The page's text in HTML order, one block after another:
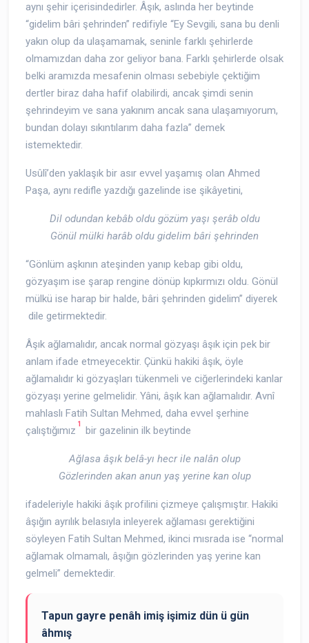
aynı şehir içerisindedirler. Âşık, aslında her beytinde
“gidelim bâri şehrinden” redifiyle “Ey Sevgili, sana bu denli
yakın olup da ulaşamamak, seninle farklı şehirlerde
olmamızdan daha zor geliyor bana. Farklı şehirlerde olsak
belki aramızda mesafenin olması sebebiyle çektiğim
dertler biraz daha hafif olabilirdi, ancak şimdi senin
şehrindeyim ve sana yakınım ancak sana ulaşamıyorum,
bundan dolayı sıkıntılarım daha fazla” demek
istemektedir.
Usûlî’den yaklaşık bir asır evvel yaşamış olan Ahmed
Paşa, aynı redifle yazdığı gazelinde ise şikâyetini,
Dil odundan kebâb oldu gözüm yaşı şerâb oldu
Gönül mülki harâb oldu gidelim bâri şehrinden
“Gönlüm aşkının ateşinden yanıp kebap gibi oldu,
gözyaşım ise şarap rengine dönüp kıpkırmızı oldu. Gönül
mülkü ise harap bir halde, bâri şehrinden gidelim” diyerek
dile getirmektedir.
Âşık ağlamalıdır, ancak normal gözyaşı âşık için pek bir
anlam ifade etmeyecektir. Çünkü hakiki âşık, öyle
ağlamalıdır ki gözyaşları tükenmeli ve ciğerlerindeki kanlar
gözyaşı yerine gelmelidir. Yâni, âşık kan ağlamalıdır. Avnî
mahlaslı Fatih Sultan Mehmed, daha evvel şerhine
çalıştığımız
1
bir gazelinin ilk beytinde
Ağlasa âşık belâ-yı hecr ile nalân olup
Gözlerinden akan anun yaş yerine kan olup
ifadeleriyle hakiki âşık profilini çizmeye çalışmıştır. Hakiki
âşığın ayrılık belasıyla inleyerek ağlaması gerektiğini
söyleyen Fatih Sultan Mehmed, ikinci mısrada ise “normal
ağlamak olmamalı, âşığın gözlerinden yaş yerine kan
gelmeli” demektedir.
Tapun gayre penâh imiş işimiz dün ü gün
âhmış